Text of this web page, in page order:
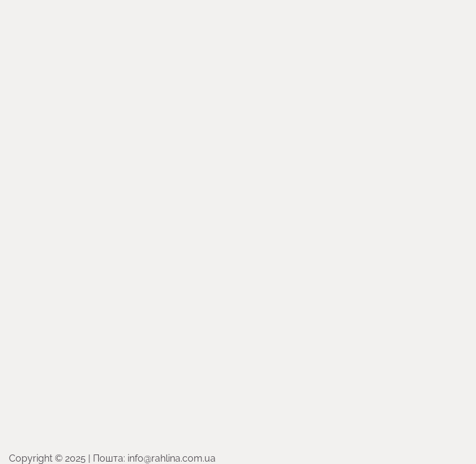
Copyright © 2025 | Пошта: info@rahlina.com.ua